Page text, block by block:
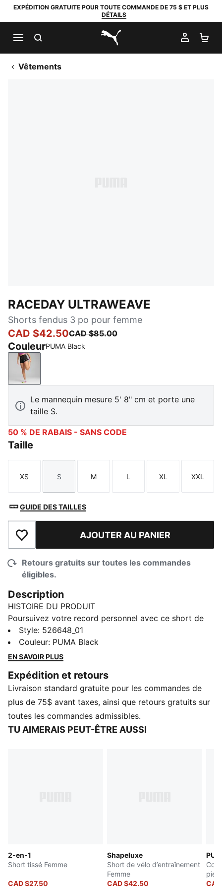
EXPÉDITION GRATUITE POUR TOUTE COMMANDE DE 75 $ ET PLUS
DÉTAILS
PUMA.com
MON
Vêtements
RACEDAY ULTRAWEAVE
Shorts fendus 3 po pour femme
CAD $42.50CAD $85.00
CouleurPUMA Black
PUMA Black
Le mannequin mesure 5' 8" cm et porte une
taille S.
50 % DE RABAIS - SANS CODE
Taille
Taille
XS
Taille
S
Taille
M
Taille
L
Taille
XL
Taille
XXL
GUIDE DES TAILLES
Ajouter à la liste de souhaits
AJOUTER AU PANIER
Retours gratuits sur toutes les commandes
éligibles.
Description
HISTOIRE DU PRODUIT
Poursuivez votre record personnel avec ce short de
course ultra léger. Doté d’une taille élastique en maille
avec deux cordons de serrage, de poches intérieures
au slip et de la technologie dryCELL pour vous garder
grâce au design axé sur la performance de PUMA.
Allons-y!
CARACTÉRISTIQUES ET AVANTAGES
Contenu recyclé : fabriqué à partir de matériaux 100 %
recyclés, à l’exclusion des finitions
Longueur au-dessus des genoux
Taille haute.
Détails de marque PUMA
Style: 526648_01
Couleur: PUMA Black
EN SAVOIR PLUS
Expédition et retours
Livraison standard gratuite pour les commandes de
plus de 75$ avant taxes, ainsi que retours gratuits sur
toutes les commandes admissibles.
TU AIMERAIS PEUT-ÊTRE AUSSI
2-en-1
Short tissé Femme
CAD $27.50
Shapeluxe
Short de vélo d’entraînement
Femme
CAD $42.50